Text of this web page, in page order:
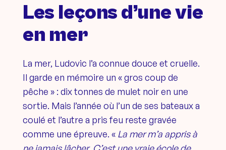
Les leçons d’une vie
en mer
La mer, Ludovic l’a connue douce et cruelle.
Il garde en mémoire un « gros coup de
pêche » : dix tonnes de mulet noir en une
sortie. Mais l’année où l’un de ses bateaux a
coulé et l’autre a pris feu reste gravée
comme une épreuve. « La mer m’a appris à